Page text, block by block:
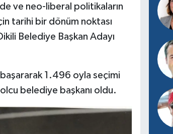
ve neo-liberal politikaların
tarihi bir dönüm noktası
Belediye Başkan Adayı
1.496 oyla seçimi
belediye başkanı oldu.